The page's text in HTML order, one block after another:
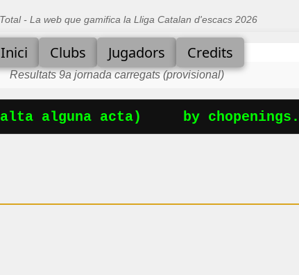
- La web que gamifica la Lliga Catalan d'escacs 2026
Inici Clubs Jugadors Credits
Resultats 9a jornada carregats (provisional)
alguna acta) by